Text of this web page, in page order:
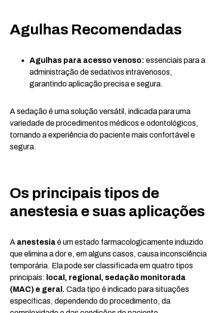
Agulhas Recomendadas
Agulhas para acesso venoso: essenciais para a
administração de sedativos intravenosos,
garantindo aplicação precisa e segura.
A sedação é uma solução versátil, indicada para uma
variedade de procedimentos médicos e odontológicos,
tornando a experiência do paciente mais confortável e
segura.
Os principais tipos de
anestesia e suas aplicações
A anestesiaé um estado farmacologicamente induzido
que elimina a dor e, em alguns casos, causa inconsciência
temporária. Ela pode ser classificada em quatro tipos
principais: local, regional, sedação monitorada
(MAC) e geral. Cada tipo é indicado para situações
específicas, dependendo do procedimento, da